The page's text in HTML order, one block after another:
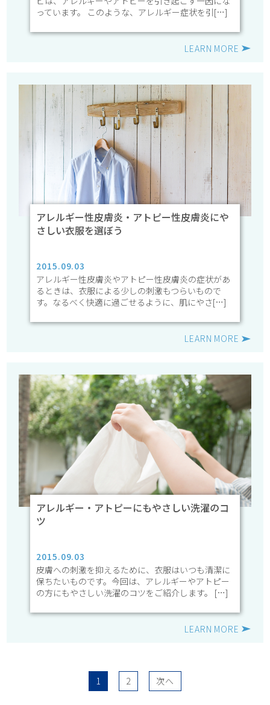
っています。 このような、アレルギー症状を引[…]
LEARN MORE
アレルギー性皮膚炎・アトピー性皮膚炎にや
さしい衣服を選ぼう
2015.09.03
アレルギー性皮膚炎やアトピー性皮膚炎の症状があ
るときは、衣服による少しの刺激もつらいもので
す。なるべく快適に過ごせるように、肌にやさ[…]
LEARN MORE
アレルギー・アトピーにもやさしい洗濯のコ
ツ
2015.09.03
皮膚への刺激を抑えるために、衣服はいつも清潔に
保ちたいものです。今回は、アレルギーやアトピー
の方にもやさしい洗濯のコツをご紹介します。 […]
LEARN MORE
1 2 次へ